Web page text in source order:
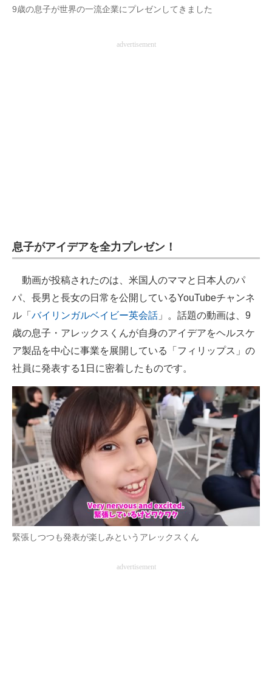
企業向けIT製品の総合サイト
9歳の息子が世界の一流企業にプレゼンしてきました
advertisement
息子がアイデアを全力プレゼン！
動画が投稿されたのは、米国人のママと日本人のパ
パ、長男と長女の日常を公開しているYouTubeチャンネ
ル「 バイリンガルベイビー英会話 」。話題の動画は、9
歳の息子・アレックスくんが自身のアイデアをヘルスケ
ア製品を中心に事業を展開している「フィリップス」の
社員に発表する1日に密着したものです。
緊張しつつも発表が楽しみというアレックスくん
advertisement